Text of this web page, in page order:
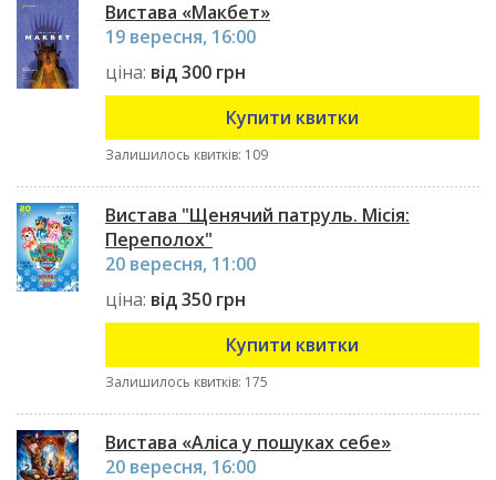
Вистава «Макбет»
19 вересня, 16:00
ціна: від 300 грн
Купити квитки
Залишилось квитків: 109
Вистава "Щенячий патруль. Місія:
Переполох"
20 вересня, 11:00
ціна: від 350 грн
Купити квитки
Залишилось квитків: 175
Вистава «Аліса у пошуках себе»
20 вересня, 16:00